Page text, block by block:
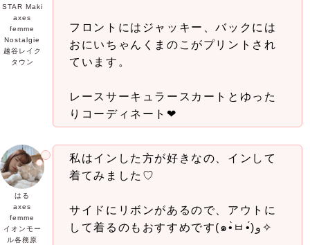
STAR Maki
axes
femme
Nostalgie
越谷レイク
タウン
フロントにはジャッキー、バックには
おにいちゃんくまのこがプリントされ
ています。
レースサーキュラースカートとゆった
りコーディネート❤︎
はる
axes
femme
イオンモー
ル各務原
私はインした方が好きなの、インして
着てみました♡
サイドにリボンがあるので、アウトに
して着るのもおすすめです(๑•̀ㅂ•́)و✧